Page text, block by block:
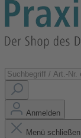
Anmelden
Menü schließen